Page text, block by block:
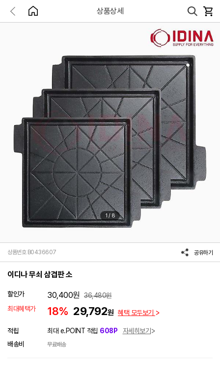
상품상세
1 / 8
상품번호 B0436607 공유하기
이디나 무쇠 삼겹판 소
할인가 30,400원 36,480원
최대혜택가
18% 29,792원 혜택 모두보기
적립 최대 e.POINT 적립 608P
자세히보기
배송비
무료배송